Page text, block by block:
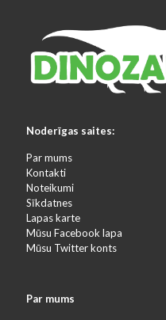
Noderīgas saites:
Par mums
Kontakti
Noteikumi
Sīkdatnes
Lapas karte
Mūsu Facebook lapa
Mūsu Twitter konts
Par mums